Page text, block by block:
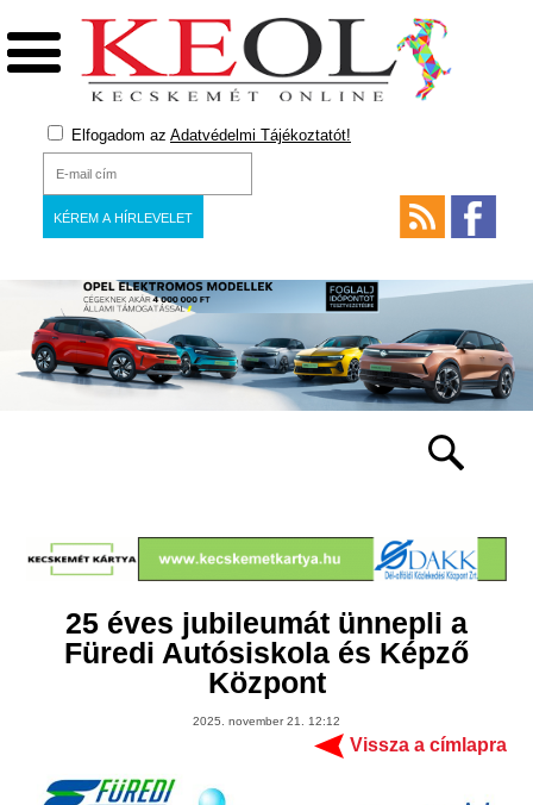
Elfogadom az Adatvédelmi Tájékoztatót!
25 éves jubileumát ünnepli a
Füredi Autósiskola és Képző
Központ
2025. november 21. 12:12
Vissza a címlapra